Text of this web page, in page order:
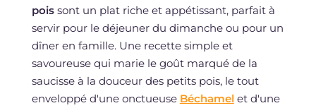
poissont un plat riche et appétissant, parfait à
servir pour le déjeuner du dimanche ou pour un
dîner en famille. Une recette simple et
savoureuse qui marie le goût marqué de la
saucisse à la douceur des petits pois, le tout
enveloppé d'une onctueuse Béchamelet d'une